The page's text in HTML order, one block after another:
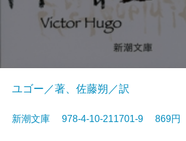
ユゴー／著、佐藤朔／訳
新潮文庫 978-4-10-211701-9 869円